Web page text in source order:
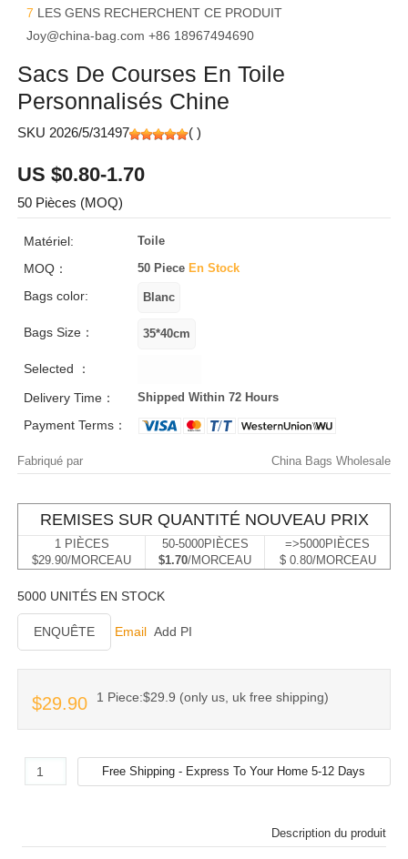
7 LES GENS RECHERCHENT CE PRODUIT
Joy@china-bag.com +86 18967494690
Sacs De Courses En Toile
Personnalisés Chine
SKU 2026/5/31497 ( )
US $0.80-1.70
50 Pièces (MOQ)
Matériel: Toile
MOQ： 50 Piece En Stock
Bags color:
Bags Size：
Selected ：
Delivery Time：
Shipped Within 72 Hours
Payment Terms：
Fabriqué par China Bags Wholesale
REMISES SUR QUANTITÉ NOUVEAU PRIX
1 PIÈCES
$29.90/MORCEAU
50-5000PIÈCES
$1.70/MORCEAU
=>5000PIÈCES
$ 0.80/MORCEAU
5000 UNITÉS EN STOCK
ENQUÊTE Email Add PI
$29.90 1 Piece:$29.9 (only us, uk free shipping)
Description du produit